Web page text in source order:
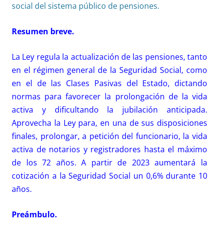
social del sistema público de pensiones.
Resumen breve.
La Ley regula la actualización de las pensiones, tanto
en el régimen general de la Seguridad Social, como
en el de las Clases Pasivas del Estado, dictando
normas para favorecer la prolongación de la vida
activa y dificultando la jubilación anticipada.
Aprovecha la Ley para, en una de sus disposiciones
finales, prolongar, a petición del funcionario, la vida
activa de notarios y registradores hasta el máximo
de los 72 años. A partir de 2023 aumentará la
cotización a la Seguridad Social un 0,6% durante 10
años.
Preámbulo.